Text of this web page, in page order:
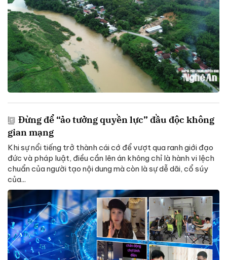
Đừng để “ảo tưởng quyền lực” đầu độc không
gian mạng
Khi sự nổi tiếng trở thành cái cớ để vượt qua ranh giới đạo
đức và pháp luật, điều cần lên án không chỉ là hành vi lệch
chuẩn của người tạo nội dung mà còn là sự dễ dãi, cổ súy
của...